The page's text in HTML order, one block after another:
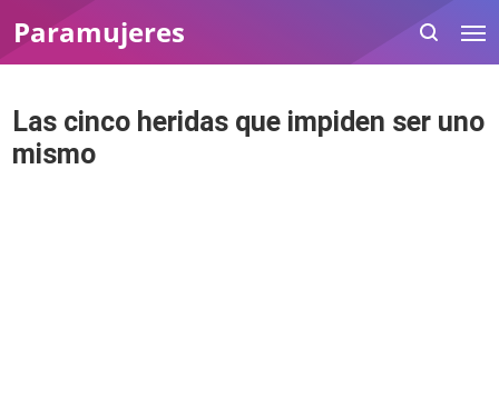
Paramujeres
Las cinco heridas que impiden ser uno
mismo